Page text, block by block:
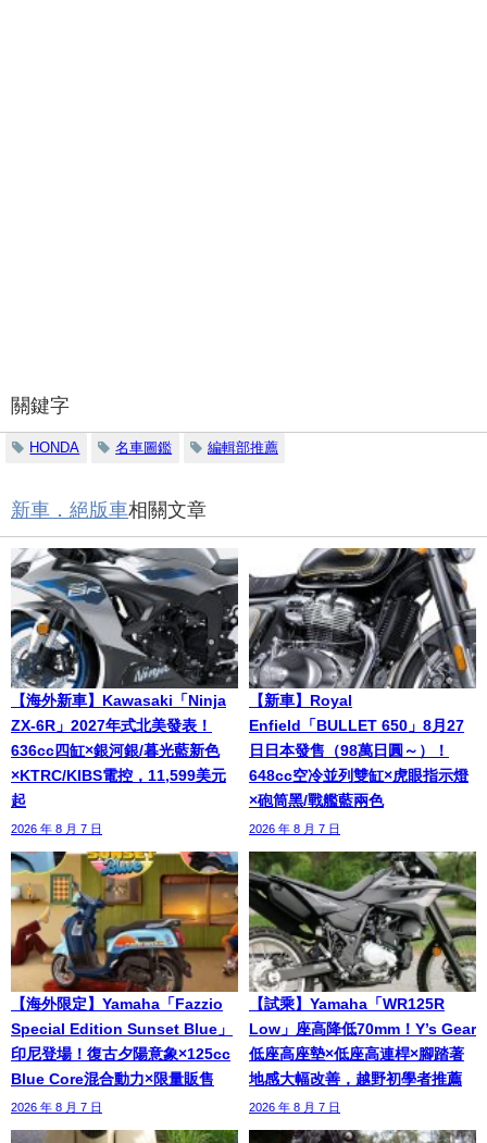
關鍵字
HONDA 名車圖鑑 編輯部推薦
新車．絕版車相關文章
【海外新車】Kawasaki「Ninja
ZX-6R」2027年式北美發表！
636cc四缸×銀河銀/暮光藍新色
×KTRC/KIBS電控，11,599美元
起
2026 年 8 月 7 日
【新車】Royal
Enfield「BULLET 650」8月27
日日本發售（98萬日圓～）！
648cc空冷並列雙缸×虎眼指示燈
×砲筒黑/戰艦藍兩色
2026 年 8 月 7 日
【海外限定】Yamaha「Fazzio
Special Edition Sunset Blue」
印尼登場！復古夕陽意象×125cc
Blue Core混合動力×限量販售
2026 年 8 月 7 日
【試乘】Yamaha「WR125R
Low」座高降低70mm！Y’s Gear
低座高座墊×低座高連桿×腳踏著
地感大幅改善，越野初學者推薦
2026 年 8 月 7 日